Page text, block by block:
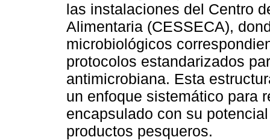
las instalaciones del Centro
Alimentaria (CESSECA),
microbiológicos
protocolos estandarizados
antimicrobiana. Esta
un enfoque sistemático para
encapsulado con su
productos pesqueros.